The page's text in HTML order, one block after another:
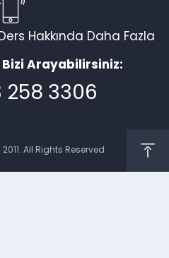
Hakkında Daha Fazla
Bizi Arayabilirsiniz:
258 3306
All Rights Reserved